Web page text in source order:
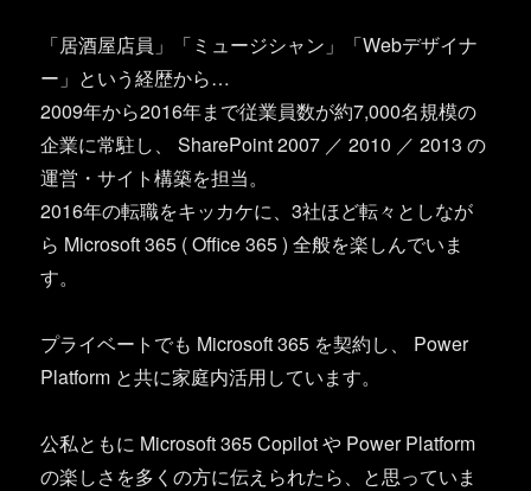
「居酒屋店員」「ミュージシャン」「Webデザイナ
ー」という経歴から…
2009年から2016年まで従業員数が約7,000名規模の
企業に常駐し、 SharePoint 2007 ／ 2010 ／ 2013 の
運営・サイト構築を担当。
2016年の転職をキッカケに、3社ほど転々としなが
ら Microsoft 365 ( Office 365 ) 全般を楽しんでいま
す。
プライベートでも Microsoft 365 を契約し、 Power
Platform と共に家庭内活用しています。
公私ともに Microsoft 365 Copilot や Power Platform
の楽しさを多くの方に伝えられたら、と思っていま